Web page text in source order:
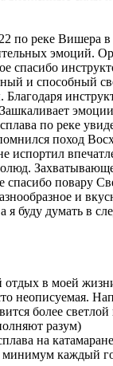
по реке Вишера
эмоций.
спасибо
и способный
по реке
поход
испортил
спасибо повару
и
я буду думать в
в моей
неописуемая.
более
разум)
на
каждый